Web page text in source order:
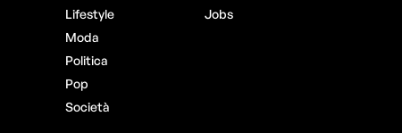
Lifestyle
Moda
Politica
Pop
Società
Jobs